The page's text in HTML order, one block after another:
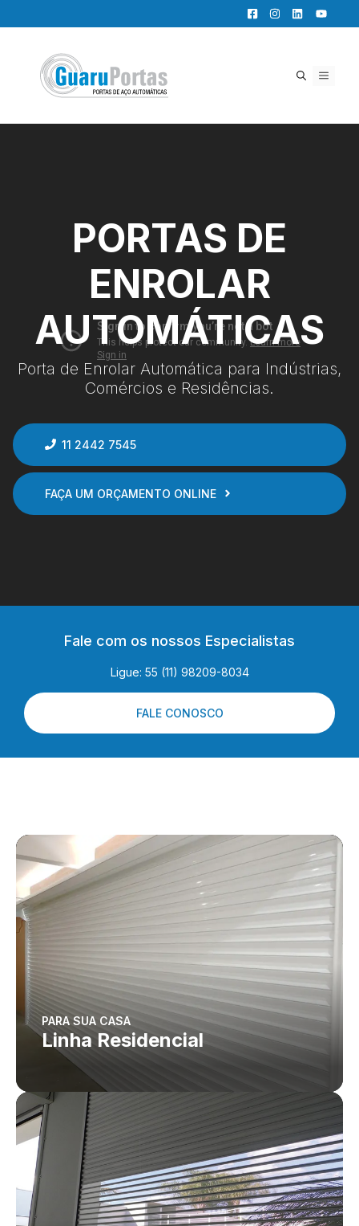
para
conteúdo
MENU
PORTAS DE
ENROLAR
AUTOMÁTICAS
Porta de Enrolar Automática para Indústrias,
Comércios e Residências.
11 2442 7545
FAÇA UM ORÇAMENTO ONLINE
Fale com os nossos Especialistas
Ligue: 55 (11) 98209-8034
FALE CONOSCO
PARA SUA CASA
Linha Residencial